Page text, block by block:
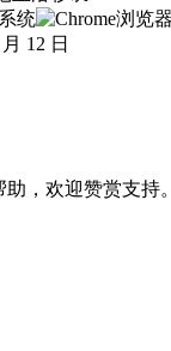
12 日
，欢迎赞赏支持。